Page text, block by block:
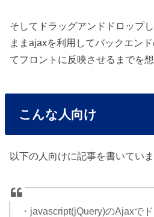
そしてドラッグアンドドロップ
ままajaxを利用してバックエン
てフロントに反映させるまでを想
こんな人向け
以下の人向けに記事を書いていま
・javascript(jQuery)のAjaxで